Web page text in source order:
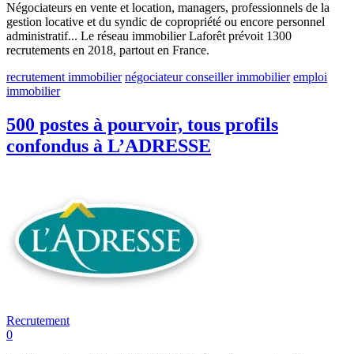
Négociateurs en vente et location, managers, professionnels de la
gestion locative et du syndic de copropriété ou encore personnel
administratif... Le réseau immobilier Laforêt prévoit 1300
recrutements en 2018, partout en France.
recrutement immobilier négociateur conseiller immobilier emploi
immobilier
500 postes à pourvoir, tous profils
confondus à L’ADRESSE
Recrutement
0